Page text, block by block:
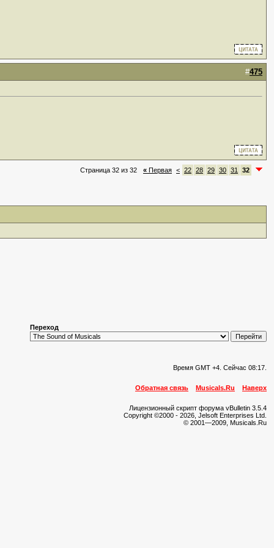
#475
Страница 32 из 32 « Первая < 22 28 29 30 31 32
Переход
Время GMT +4. Сейчас 08:17
Обратная связь Musicals.Ru Наверх
Лицензионный скрипт форума vBulletin 3.5.4
Copyright ©2000 - 2026, Jelsoft Enterprises Ltd.
© 2001—2009, Musicals.Ru